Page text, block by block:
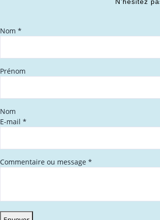
Nom *
Prénom
Nom
E-mail *
Commentaire ou message *